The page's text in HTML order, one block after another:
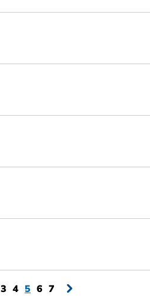
3 4 5 6 7